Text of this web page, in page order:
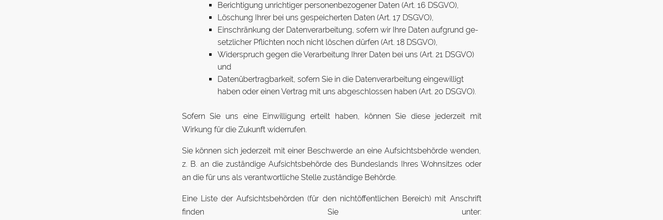
Be­rich­tigung un­rich­tiger per­so­nen­be­zo­gener Daten (Art. 16 DSGVO),
Lö­schung Ihrer bei uns ge­spei­cherten Daten (Art. 17 DSGVO),
Ein­schränkung der Da­ten­ver­ar­beitung, sofern wir Ihre Daten auf­grund ge­
setz­licher Pflichten noch nicht lö­schen dürfen (Art. 18 DSGVO),
Wi­der­spruch gegen die Ver­ar­beitung Ihrer Daten bei uns (Art. 21 DSGVO)
und
Da­ten­über­trag­barkeit, sofern Sie in die Da­ten­ver­ar­beitung ein­ge­willigt
haben oder einen Vertrag mit uns ab­ge­schlossen haben (Art. 20 DSGVO).
Sofern Sie uns eine Ein­wil­ligung er­teilt haben, können Sie diese je­derzeit mit
Wirkung für die Zu­kunft widerrufen.
Sie können sich je­derzeit mit einer Be­schwerde an eine Auf­sichts­be­hörde wenden,
z. B. an die zu­ständige Auf­sichts­be­hörde des Bun­des­lands Ihres Wohn­sitzes oder
an die für uns als ver­ant­wort­liche Stelle zu­ständige Behörde.
Eine Liste der Auf­sichts­be­hörden (für den nicht­öf­fent­lichen Be­reich) mit An­schrift
finden Sie unter: